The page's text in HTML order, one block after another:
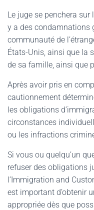
Le juge se penchera sur
y a des condamnations
communauté de
États-Unis, ainsi que la
de sa famille, ainsi que
Après avoir pris en
cautionnement
les obligations
circonstances
ou les infractions
Si vous ou quelqu’un
refuser des obligations
l’Immigration and
est important d’obtenir
appropriée dès que